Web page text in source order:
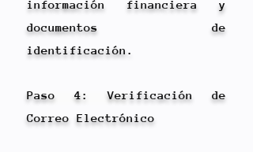
información financiera y
documentos de
identificación.
Paso 4: Verificación de
Correo Electrónico